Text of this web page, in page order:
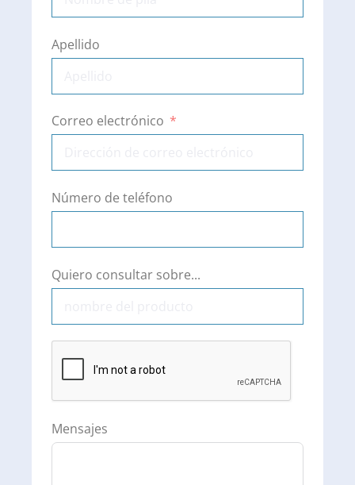
Apellido
Correo electrónico
Número de teléfono
Quiero consultar sobre...
Mensajes